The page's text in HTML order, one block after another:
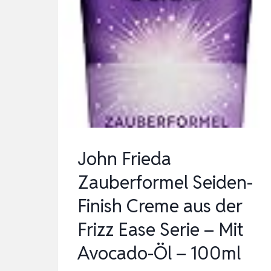
John Frieda
Zauberformel Seiden-
Finish Creme aus der
Frizz Ease Serie – Mit
Avocado-Öl – 100ml